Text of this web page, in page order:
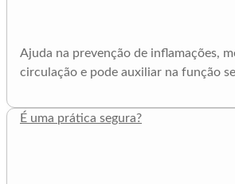
Ajuda na prevenção de inflamações,
circulação e pode auxiliar na função
É uma prática segura?